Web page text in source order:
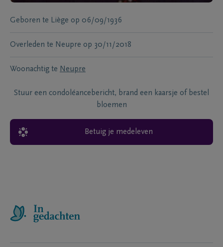
Geboren te Liège op 06/09/1936
Overleden te Neupre op 30/11/2018
Woonachtig te Neupre
Stuur een condoléancebericht, brand een kaarsje of bestel
bloemen
Betuig je medeleven